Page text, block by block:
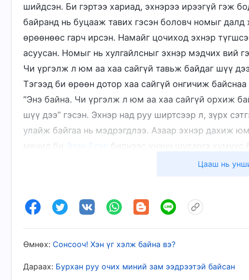
шийдсэн. Би гэртээ хариад, эхнэрээ ирээгүй гэж
байранд нь буцааж тавих гэсэн боловч номыг
өрөөнөөс гарч ирсэн. Намайг цочиход эхнэр
асуусан. Номыг нь хулгайлсныг эхнэр мэдчих вий
Чи үргэлж л юм аа хаа сайгүй тавьж байдаг шүү
Тэгээд би өрөөн дотор хаа сайгүй онгичиж
“Энэ байна. Чи үргэлж л юм аа хаа сайгүй орхиж
шүү дээ” гэсэн. Эхнэр над руу ширтсээр л, зүрх
улайж байгаа нь мэдрэгдлээ. Азаар эхнэр дахиж
мөчид би Эзэн Есүс биднээс үнэнч шударга
(Матай 5:37). Гэтэл би
мэдээд юу ч хэлээгүй. Эхнэр номоо уншихаас
хийж, урьдын адил надад эелдэг хандаж байсан ч
Цааш нь
Өмнөх: Сонсооч! Хэн үг хэлж байна вэ?
Дараах: Бурхан руу очих миний зам ээдрээтэй байсан